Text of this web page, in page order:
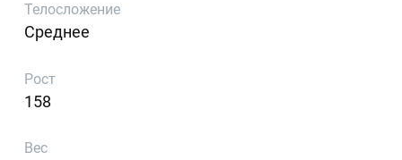
Телосложение
Среднее
Рост
158
Вес